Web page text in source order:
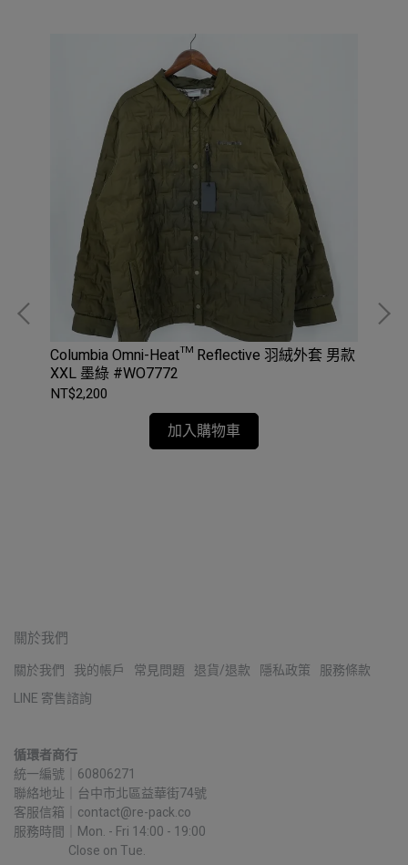
Columbia Omni-Heat™ Reflective 羽絨外套 男款
XXL 墨綠 #WO7772
NT$2,200
加入購物車
關於我們
關於我們 我的帳戶 常見問題 退貨/退款 隱私政策 服務條款
LINE 寄售諮詢
循環者商行
統一編號｜60806271
聯絡地址｜台中市北區益華街74號
客服信箱｜contact@re-pack.co
服務時間｜Mon. - Fri 14:00 - 19:00
Close on Tue.